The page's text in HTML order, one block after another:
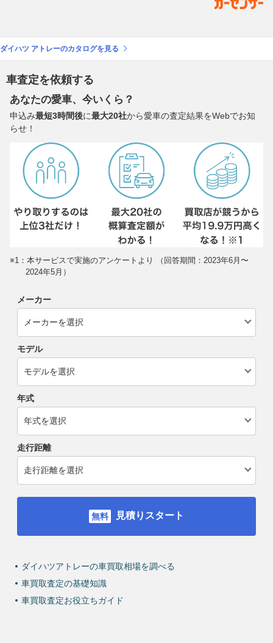
ダイハツ アトレーのカタログを見る
車査定を依頼する
あなたの愛車、今いくら？
申込み最短3時間後に最大20社から愛車の査定結果をWebでお知
らせ！
※1：本サービスで実施のアンケートより （回答期間：2023年6月〜
2024年5月）
メーカー
モデル
年式
走行距離
見積りスタート
ダイハツアトレーの車買取相場を調べる
車買取査定の基礎知識
車買取査定お役立ちガイド